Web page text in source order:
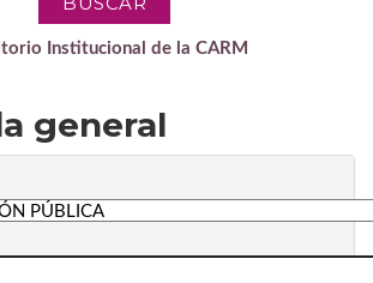
Institucional de la CARM
general